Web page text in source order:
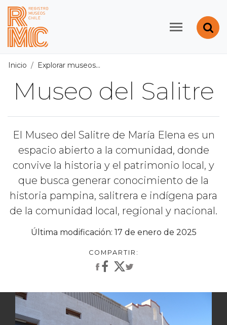
Contenido principal
Registro de Museos
Inicio Explorar museos
Museo del Salitre
El Museo del Salitre de María Elena es un
espacio abierto a la comunidad, donde
convive la historia y el patrimonio local, y
que busca generar conocimiento de la
historia pampina, salitrera e indígena para
de la comunidad local, regional y nacional.
Última modificación: 17 de enero de 2025